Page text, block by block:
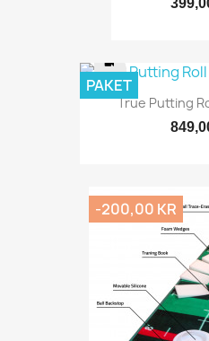
True Putting
PAKET
-200,00 KR